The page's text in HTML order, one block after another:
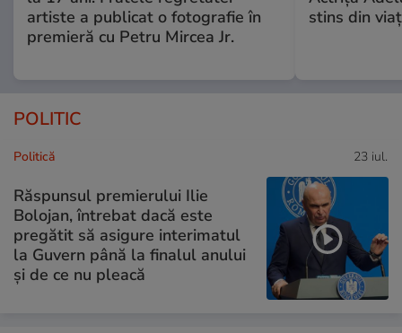
artiste a publicat o fotografie în
premieră cu Petru Mircea Jr.
stins din
POLITIC
Politică 23 iul.
Răspunsul premierului Ilie
Bolojan, întrebat dacă este
pregătit să asigure interimatul
la Guvern până la finalul anului
și de ce nu pleacă